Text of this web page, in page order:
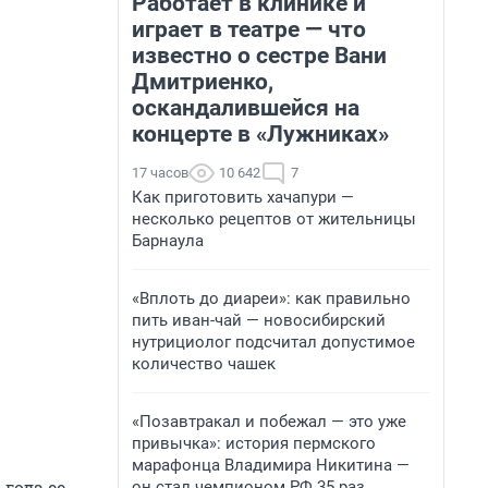
играет в театре — что
известно о сестре Вани
Дмитриенко,
оскандалившейся на
концерте в «Лужниках»
17 часов 10 642 7
Как приготовить хачапури —
несколько рецептов от жительницы
Барнаула
«Вплоть до диареи»: как правильно
пить иван-чай — новосибирский
нутрициолог подсчитал допустимое
количество чашек
«Позавтракал и побежал — это уже
привычка»: история пермского
марафонца Владимира Никитина —